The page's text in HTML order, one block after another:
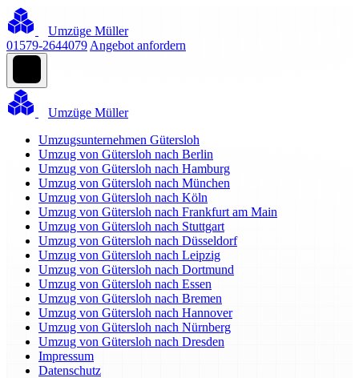
Umzüge Müller
01579-2644079 Angebot anfordern
Umzüge Müller
Umzugsunternehmen Gütersloh
Umzug von Gütersloh nach Berlin
Umzug von Gütersloh nach Hamburg
Umzug von Gütersloh nach München
Umzug von Gütersloh nach Köln
Umzug von Gütersloh nach Frankfurt am Main
Umzug von Gütersloh nach Stuttgart
Umzug von Gütersloh nach Düsseldorf
Umzug von Gütersloh nach Leipzig
Umzug von Gütersloh nach Dortmund
Umzug von Gütersloh nach Essen
Umzug von Gütersloh nach Bremen
Umzug von Gütersloh nach Hannover
Umzug von Gütersloh nach Nürnberg
Umzug von Gütersloh nach Dresden
Impressum
Datenschutz